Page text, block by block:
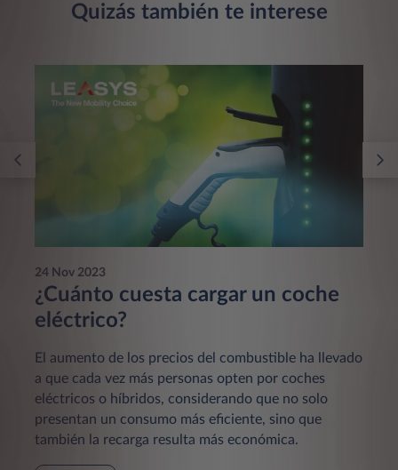
Quizás también te interese
24 Nov 2023
¿Cuánto cuesta cargar un coche
eléctrico?
El aumento de los precios del combustible ha llevado
a que cada vez más personas opten por coches
eléctricos o híbridos, considerando que no solo
presentan un consumo más eficiente, sino que
también la recarga resulta más económica.